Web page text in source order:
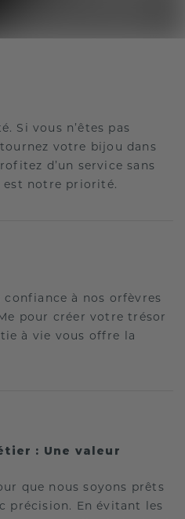
Si vous n’êtes pas
votre bijou dans
d’un service sans
est notre priorité.
à nos orfèvres
pour créer votre trésor
à vie vous offre la
: Une valeur
que nous soyons prêts
précision. En évitant les